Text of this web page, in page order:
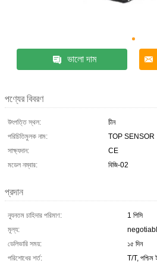
ভালো দাম
পণ্যের বিবরণ
উৎপত্তি স্থল:
চীন
পরিচিতিমুলক নাম:
TOP SENSOR
সাক্ষ্যদান:
CE
মডেল নম্বার:
বিজি-02
প্রদান
ন্যূনতম চাহিদার পরিমাণ:
1 পিসি
মূল্য:
ডেলিভারি সময়:
১৫ দিন
পরিশোধের শর্ত:
T/T, পশ্চিম